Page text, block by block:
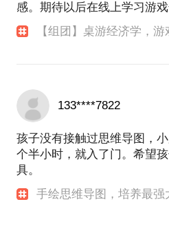
感。期待以后在线上学习游
【组团】桌游经济学，游
133****7822
孩子没有接触过思维导图，
个半小时，就入了门。希望
具。
手绘思维导图，培养最强